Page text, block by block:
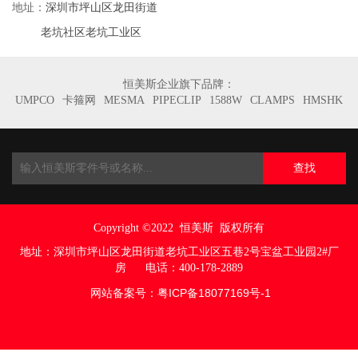
地址： 深圳市坪山区龙田街道
老坑社区老坑工业区
恒美斯企业旗下品牌：
UMPCO
卡箍网 MESMA PIPECLIP 1588W CLAMPS HMSHK
查找
Copyright ©2022 恒美斯 版权所有
地址： 深圳市坪山区龙田街道老坑工业区五巷2号宝盆工业园2#厂
房 电话：400-178-2889
网站备案号： 粤ICP备18077169号-1